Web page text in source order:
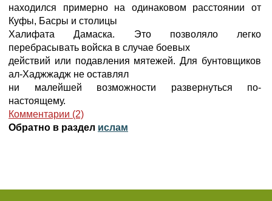
находился примерно на одинаковом расстоянии от
Куфы, Басры и столицы
Халифата Дамаска. Это позволяло легко
перебрасывать войска в случае боевых
действий или подавления мятежей. Для бунтовщиков
ал-Хаджжадж не оставлял
ни малейшей возможности развернуться по-
настоящему.
Комментарии (2)
Обратно в раздел ислам